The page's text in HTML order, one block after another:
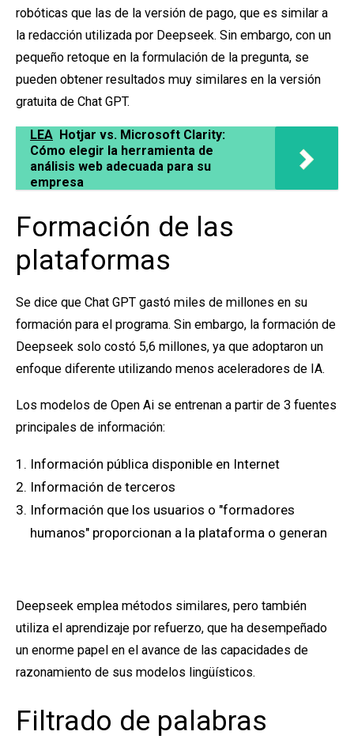
robóticas que las de la versión de pago, que es similar a
la redacción utilizada por Deepseek. Sin embargo, con un
pequeño retoque en la formulación de la pregunta, se
pueden obtener resultados muy similares en la versión
gratuita de Chat GPT.
LEA Hotjar vs. Microsoft Clarity:
Cómo elegir la herramienta de
análisis web adecuada para su
empresa
Formación de las
plataformas
Se dice que Chat GPT gastó miles de millones en su
formación para el programa. Sin embargo, la formación de
Deepseek solo costó 5,6 millones, ya que adoptaron un
enfoque diferente utilizando menos aceleradores de IA.
Los modelos de Open Ai se entrenan a partir de 3 fuentes
principales de información:
Información pública disponible en Internet
Información de terceros
Información que los usuarios o "formadores
humanos" proporcionan a la plataforma o generan
Deepseek emplea métodos similares, pero también
utiliza el aprendizaje por refuerzo, que ha desempeñado
un enorme papel en el avance de las capacidades de
razonamiento de sus modelos lingüísticos.
Filtrado de palabras